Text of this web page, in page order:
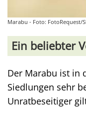
Marabu - Foto: FotoRequest/
Ein beliebter
Der Marabu ist in
Siedlungen sehr
Unratbeseitiger